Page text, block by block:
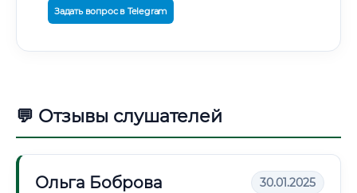
Задать вопрос в Telegram
💬 Отзывы слушателей
Ольга Боброва 30.01.2025